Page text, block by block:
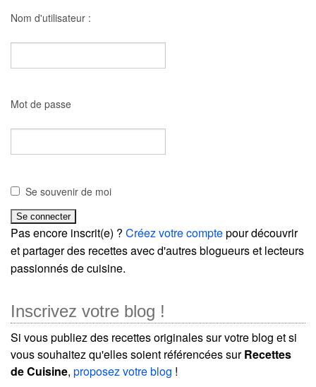
Nom d'utilisateur :
Mot de passe
Se souvenir de moi
Pas encore inscrit(e) ? Créez votre comptepour découvrir
et partager des recettes avec d'autres blogueurs et lecteurs
passionnés de cuisine.
Inscrivez votre blog !
Si vous publiez des recettes originales sur votre blog et si
vous souhaitez qu'elles soient référencées surRecettes
de Cuisine, proposez votre blog !